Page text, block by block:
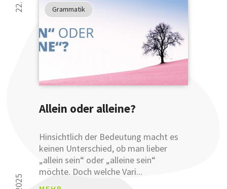
Grammatik
Allein oder alleine?
Hinsichtlich der Bedeutung macht es
keinen Unterschied, ob man lieber
„allein sein“ oder „alleine sein“
möchte. Doch welche Vari...
haben
gezeigt
...
... dass
bereits
an
30 000 Leser
sich nicht irren.